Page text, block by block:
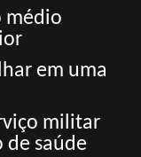
médio
em uma
militar
de saúde